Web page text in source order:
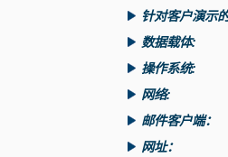
针对客户演示
数据载体:
操作系统:
网络:
邮件客户端：
网址：